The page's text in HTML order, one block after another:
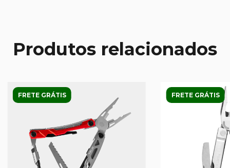
Produtos relacionados
FRETE GRÁTIS FRETE GRÁTIS